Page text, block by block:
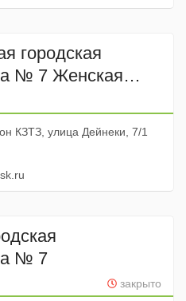
городская
№ 7 Женская
КЗТЗ, улица Дейнеки, 7/1
№ 7
закрыто